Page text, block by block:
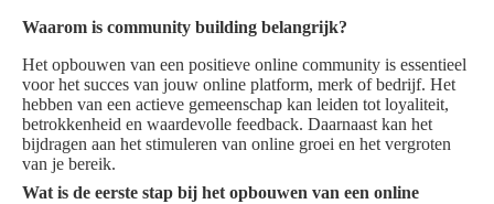
Waarom is community building belangrijk?
Het opbouwen van een positieve online community is essentieel
voor het succes van jouw online platform, merk of bedrijf. Het
hebben van een actieve gemeenschap kan leiden tot loyaliteit,
betrokkenheid en waardevolle feedback. Daarnaast kan het
bijdragen aan het stimuleren van online groei en het vergroten
van je bereik.
Wat is de eerste stap bij het opbouwen van een online